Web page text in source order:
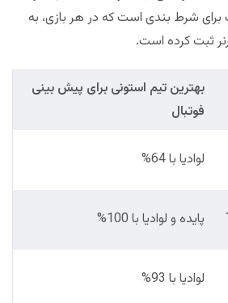
برای شرط بندی است که در هر بازی، به
بهترین تیم استونی برای پیش بینی
فوتبال
لوادیا با 64%
پایده و لوادیا با 100%
لوادیا با 93%